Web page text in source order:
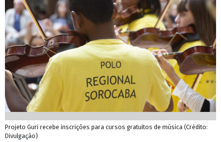
Projeto Guri recebe inscrições para cursos gratuitos de música (Crédito:
Divulgação)